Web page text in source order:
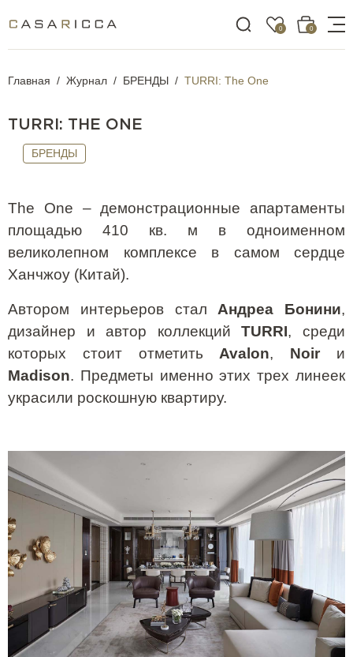
0 0
Главная Журнал БРЕНДЫ TURRI: The One
TURRI: THE ONE
БРЕНДЫ
The One – демонстрационные апартаменты
площадью 410 кв. м в одноименном
великолепном комплексе в самом сердце
Ханчжоу (Китай).
Автором интерьеров стал Андреа Бонини,
дизайнер и автор коллекцийTURRI, среди
которых стоит отметить Avalon, Noir и
Madison. Предметы именно этих трех линеек
украсили роскошную квартиру.